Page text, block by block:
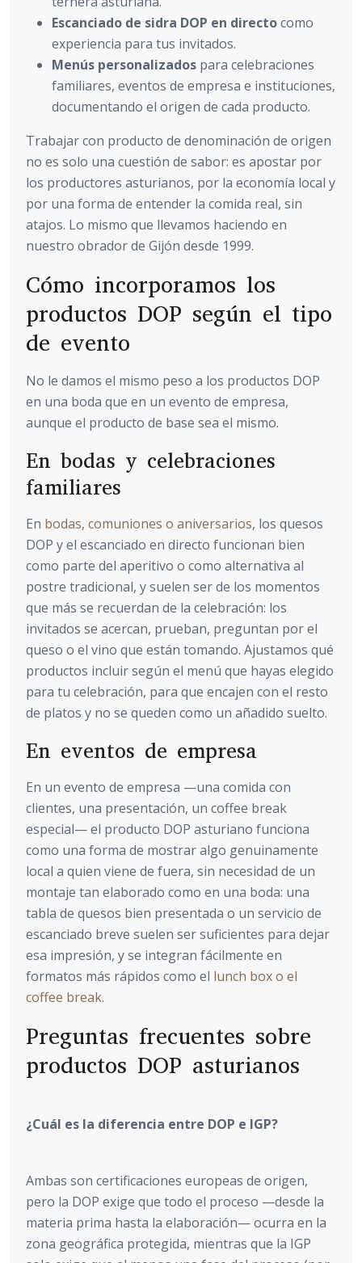
Escanciado de sidra DOP en directocomo
experiencia para tus invitados.
Menús personalizados para celebraciones
familiares, eventos de empresa e instituciones,
documentando el origen de cada producto.
Trabajar con producto de denominación de origen
no es solo una cuestión de sabor: es apostar por
los productores asturianos, por la economía local y
por una forma de entender la comida real, sin
atajos. Lo mismo que llevamos haciendo en
nuestro obrador de Gijón desde 1999.
Cómo incorporamos los
productos DOP según el tipo
de evento
No le damos el mismo peso a los productos DOP
en una boda que en un evento de empresa,
aunque el producto de base sea el mismo.
En bodas y celebraciones
familiares
En bodas, comuniones o aniversarios, los quesos
DOP y el escanciado en directo funcionan bien
como parte del aperitivo o como alternativa al
postre tradicional, y suelen ser de los momentos
que más se recuerdan de la celebración: los
invitados se acercan, prueban, preguntan por el
queso o el vino que están tomando. Ajustamos qué
productos incluir según el menú que hayas elegido
para tu celebración, para que encajen con el resto
de platos y no se queden como un añadido suelto.
En eventos de empresa
En un evento de empresa —una comida con
clientes, una presentación, un coffee break
especial— el producto DOP asturiano funciona
como una forma de mostrar algo genuinamente
local a quien viene de fuera, sin necesidad de un
montaje tan elaborado como en una boda: una
tabla de quesos bien presentada o un servicio de
escanciado breve suelen ser suficientes para dejar
esa impresión, y se integran fácilmente en
formatos más rápidos como el lunch box o el
coffee break.
Preguntas frecuentes sobre
productos DOP asturianos
¿Cuál es la diferencia entre DOP e IGP?
Ambas son certificaciones europeas de origen,
pero la DOP exige que todo el proceso —desde la
materia prima hasta la elaboración— ocurra en la
zona geográfica protegida, mientras que la IGP